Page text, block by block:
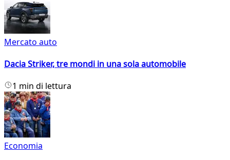
Mercato auto
Dacia Striker, tre mondi in una sola automobile
1 min di lettura
Economia